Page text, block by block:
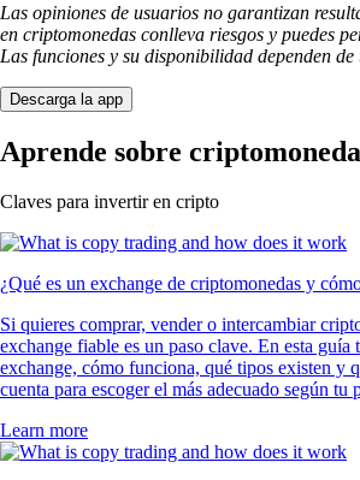
Las opiniones de usuarios no garantizan
en criptomonedas conlleva riesgos y puedes
Las funciones y su disponibilidad dependen de
Descarga la app
Aprende sobre
Claves para invertir en cripto
¿Qué es un exchange de criptomonedas y
Si quieres comprar, vender o intercambiar
exchange fiable es un paso clave. En esta guía
exchange, cómo funciona, qué tipos existen y
cuenta para escoger el más adecuado según tu
Learn more